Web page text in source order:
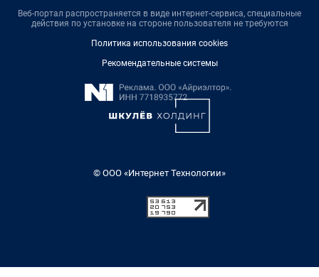
Веб-портал распространяется в виде интернет-сервиса, специальные
действия по установке на стороне пользователя не требуются
Политика использования cookies
Рекомендательные системы
© ООО «Интернет Технологии»